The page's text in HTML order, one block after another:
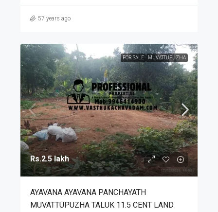
57 years ago
FOR SALE MUVATTUPUZHA
Rs.2.5 lakh
AYAVANA AYAVANA PANCHAYATH
MUVATTUPUZHA TALUK 11.5 CENT LAND